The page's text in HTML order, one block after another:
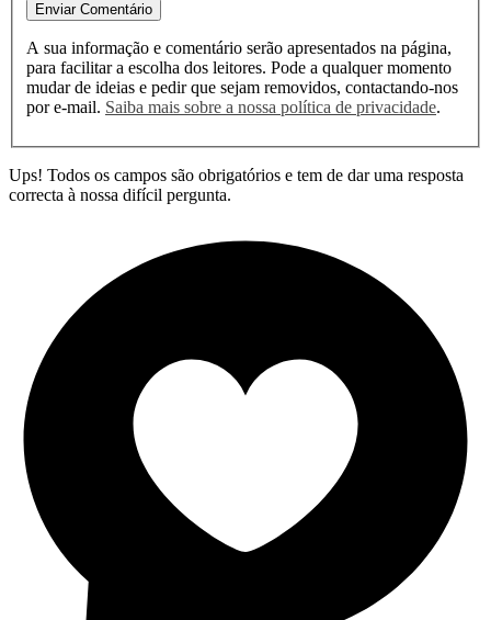
Enviar Comentário
A sua informação e comentário serão apresentados na página,
para facilitar a escolha dos leitores. Pode a qualquer momento
mudar de ideias e pedir que sejam removidos, contactando-nos
por e-mail.
Saiba mais sobre a nossa política de privacidade.
Ups! Todos os campos são obrigatórios e tem de dar uma resposta
correcta à nossa difícil pergunta.